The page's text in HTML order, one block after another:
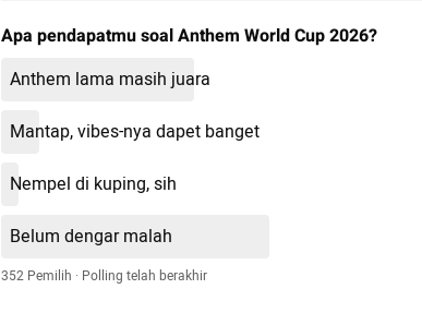
Apa pendapatmu soal Anthem World Cup 2026?
Anthem lama masih juara
Mantap, vibes-nya dapet banget
Nempel di kuping, sih
Belum dengar malah
352 Pemilih · Polling telah berakhir